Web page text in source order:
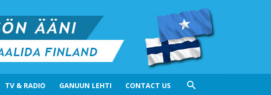
TV & RADIO GANUUN LEHTI CONTACT US